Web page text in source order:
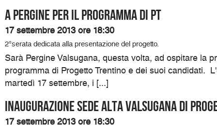
A Pergine per il programma di Pt
17 settembre 2013 ore 18:30
2°serata dedicata alla presentazione del progetto.
Sarà Pergine Valsugana, questa volta, ad ospitare la
programma di Progetto Trentino e dei suoi candidati.
martedì 17 settembre, i [...]
Inaugurazione sede Alta Valsugana di
17 settembre 2013 ore 18:30